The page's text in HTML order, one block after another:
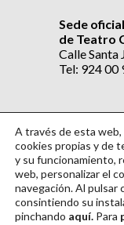
Sede
de Teatro
Calle Santa
Tel: 924 00
A través de esta web,
cookies propias y de
y su funcionamiento,
web, personalizar el
navegación. Al pulsar
consintiendo su
pinchando aquí. Para